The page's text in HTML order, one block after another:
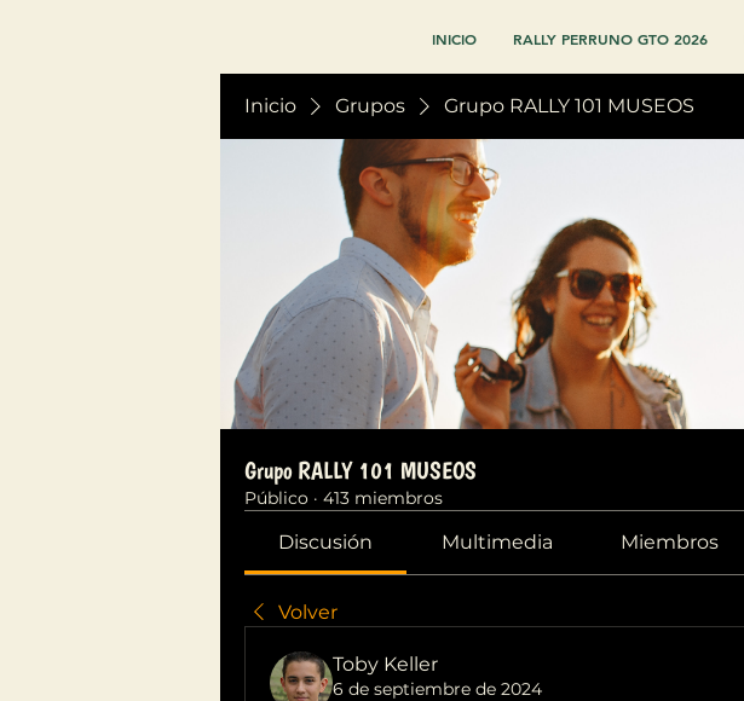
INICIO RALLY PERRUNO GTO 2026
Inicio Grupos Grupo RALLY 101 MUSEOS
Grupo RALLY 101 MUSEOS
Público · 413 miembros
Discusión Multimedia Miembros
Volver
Toby Keller
6 de septiembre de 2024